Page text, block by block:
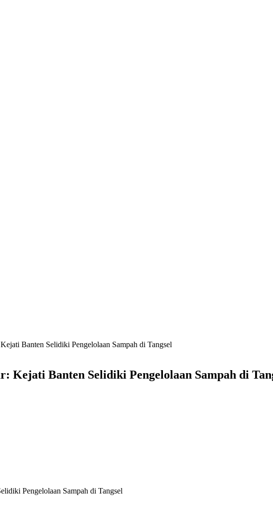
Banten Selidiki Pengelolaan Sampah di Tangsel
Kejati Banten Selidiki Pengelolaan Sampah di
Pengelolaan Sampah di Tangsel